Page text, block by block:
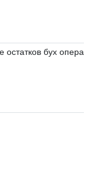
остатков бух